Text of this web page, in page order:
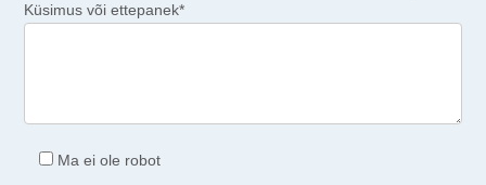
Küsimus või ettepanek*
Ma ei ole robot